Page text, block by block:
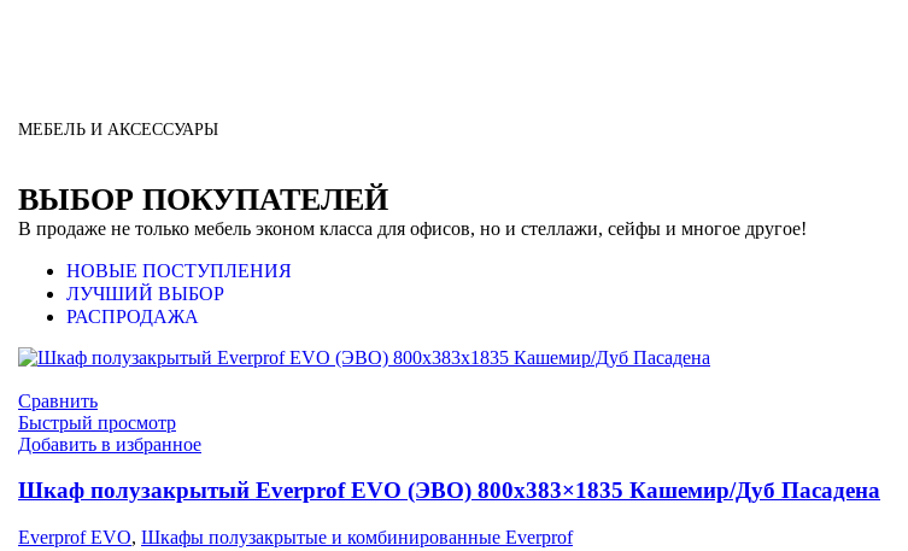
МЕБЕЛЬ И АКСЕССУАРЫ
ВЫБОР ПОКУПАТЕЛЕЙ
В продаже не только мебель эконом класса для офисов, но и стеллажи, сейфы и многое другое!
НОВЫЕ ПОСТУПЛЕНИЯ
ЛУЧШИЙ ВЫБОР
РАСПРОДАЖА
Сравнить
Быстрый просмотр
Добавить в избранное
Шкаф полузакрытый Everprof EVO (ЭВО) 800х383×1835 Кашемир/Дуб Пасадена
Everprof EVO, Шкафы полузакрытые и комбинированные Everprof